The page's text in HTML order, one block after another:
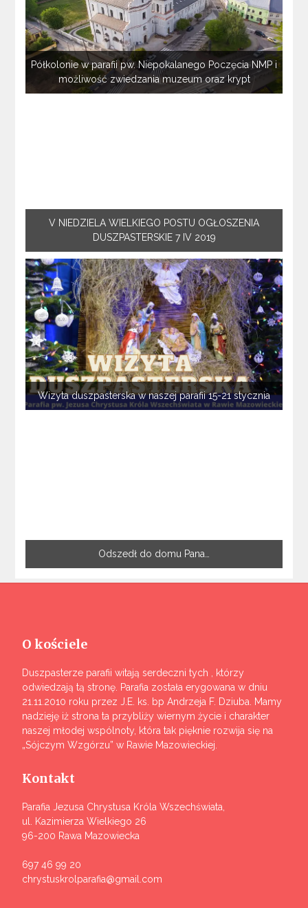
Półkolonie w parafii pw. Niepokalanego Poczęcia NMP i
możliwość zwiedzania muzeum oraz krypt
V NIEDZIELA WIELKIEGO POSTU OGŁOSZENIA
DUSZPASTERSKIE 7 IV 2019
Wizyta duszpasterska w naszej parafii 15-21 stycznia
Odszedł do domu Pana…
O kościele
Duszpasterze parafii witają serdeczni tych , którzy
odwiedzają tą stronę. Parafia została erygowana w dniu
21.11.2010 roku przez J.E. ks. bp Andrzeja F. Dziuba. Mamy
nadzieję iż strona ta przybliży wiernym życie i charakter
naszej młodej wspólnoty, która tak pięknie rozwija się na
„Sójczym Wzgórzu” w Rawie Mazowieckiej.
Kontakt
Parafia Jezusa Chrystusa Króla Wszechświata,
ul. Kazimierza Wielkiego 26
96-200 Rawa Mazowiecka
697 46 99 20
chrystuskrolparafia@gmail.com